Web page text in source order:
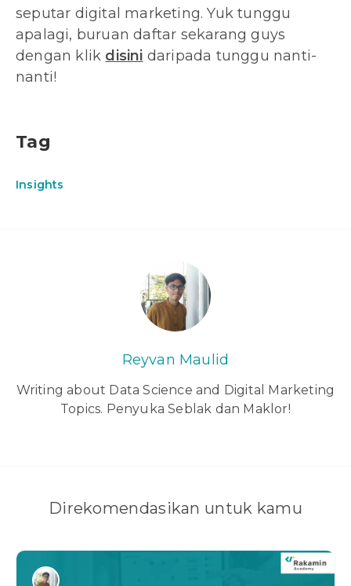
seputar digital marketing. Yuk tunggu
apalagi, buruan daftar sekarang guys
dengan klik disini daripada tunggu nanti-
nanti!
Tag
Insights
Reyvan Maulid
Writing about Data Science and Digital Marketing
Topics. Penyuka Seblak dan Maklor!
Direkomendasikan untuk kamu